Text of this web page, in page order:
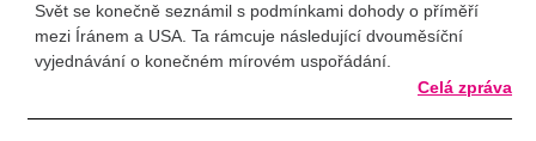
Svět se konečně seznámil s podmínkami dohody o příměří
mezi Íránem a USA. Ta rámcuje následující dvouměsíční
vyjednávání o konečném mírovém uspořádání.
Celá zpráva